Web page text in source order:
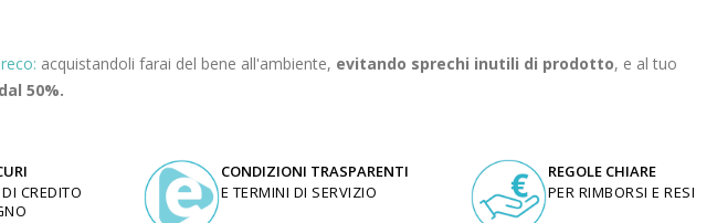
acquistandoli farai del bene all'ambiente, evitando sprechi inutili di prodotto, e al tuo
50%.
CREDITO
CONDIZIONI TRASPARENTI
E TERMINI DI SERVIZIO
REGOLE CHIARE
PER RIMBORSI E RESI